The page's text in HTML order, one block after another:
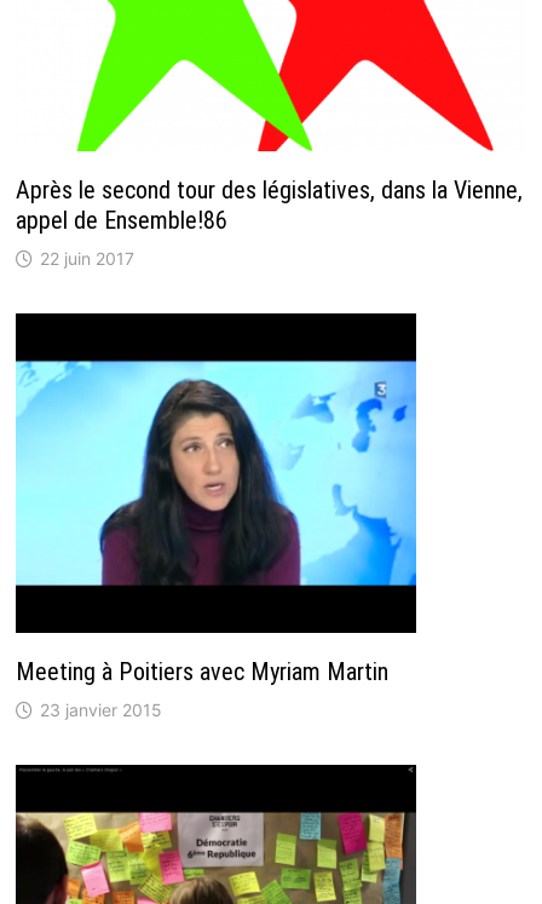
Après le second tour des législatives, dans la Vienne,
appel de Ensemble!86
22 juin 2017
Meeting à Poitiers avec Myriam Martin
23 janvier 2015